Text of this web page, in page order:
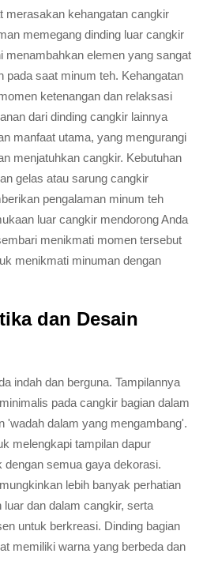
merasakan kehangatan cangkir
memegang dinding luar cangkir
menambahkan elemen yang sangat
pada saat minum teh. Kehangatan
ketenangan dan relaksasi
dari dinding cangkir lainnya
manfaat utama, yang mengurangi
menjatuhkan cangkir. Kebutuhan
gelas atau sarung cangkir
pengalaman minum teh
luar cangkir mendorong Anda
menikmati momen tersebut
menikmati minuman dengan
dan Desain
indah dan berguna. Tampilannya
pada cangkir bagian dalam
'wadah dalam yang mengambang'.
melengkapi tampilan dapur
semua gaya dekorasi.
lebih banyak perhatian
luar dan dalam cangkir, serta
untuk berkreasi. Dinding bagian
memiliki warna yang berbeda dan